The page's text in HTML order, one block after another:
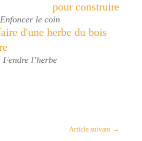
Enfoncer le coin
Fendre l’herbe
Article suivant →